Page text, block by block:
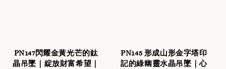
PN147閃耀金黃光芒的鈦
晶吊墜｜綻放財富希望｜
PN145 形成山形金字塔印
記的綠幽靈水晶吊墜｜心